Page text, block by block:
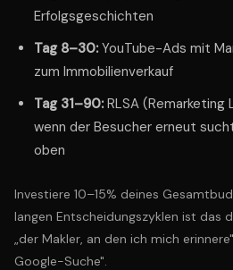
Erfolgsgeschichten
Tag 8–30: YouTube-Ads mit
zum Immobilienverkauf
Tag 31–90: RLSA
wenn der Besucher erneut
oben
Investiere 10–15% deines
langen Entscheidungszyklen ist das
„der Makler, an den ich mich
Google-Suche".